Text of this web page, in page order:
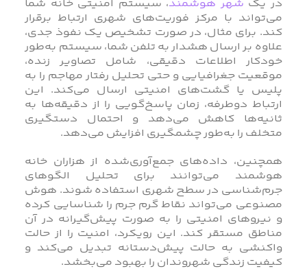
در یک شهر هوشمند، سیستم امنیتی خانه شما
می‌تواند با مرکز فوریت‌های شهری ارتباط برقرار
کند. برای مثال، در صورت تشخیص یک نفوذ جدی،
علاوه بر ارسال هشدار به تلفن شما، سیستم به‌طور
خودکار اطلاعات دقیقی، شامل تصاویر زنده،
موقعیت جغرافیایی و حتی تحلیل رفتار مهاجم را به
پلیس یا گشت‌های امنیتی ارسال می‌کند. این
ارتباط دوطرفه، زمان پاسخ‌گویی را از دقیقه‌ها به
ثانیه‌ها کاهش می‌دهد و احتمال دستگیری
متخلف را به‌طور چشمگیری افزایش می‌دهد.
همچنین، داده‌های جمع‌آوری‌شده از هزاران خانه
هوشمند می‌توانند برای تحلیل الگوهای
جرم‌شناسی در سطح شهری استفاده شوند. هوش
مصنوعی می‌تواند نقاط گرم جرم را شناسایی کرده
و نیروهای امنیتی را به‌ صورت پیش‌گیرانه در آن
مناطق مستقر کند. این رویکرد، امنیت را از حالت
واکنشی به حالت پیش‌دستانه تبدیل می‌کند و
کیفیت زندگی شهروندان را بهبود می‌بخشد.